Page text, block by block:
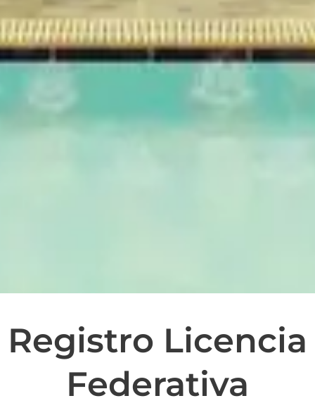
Registro Licencia
Federativa